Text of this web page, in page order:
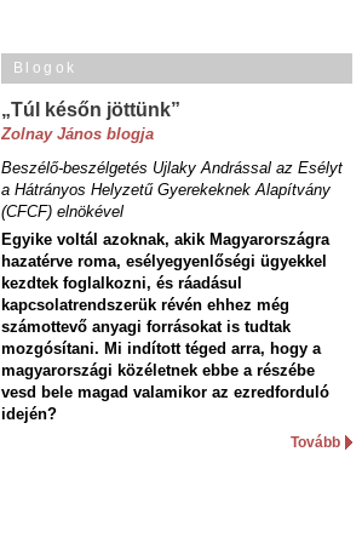
Blogok
„Túl későn jöttünk”
Zolnay János blogja
Beszélő-beszélgetés Ujlaky Andrással az Esélyt
a Hátrányos Helyzetű Gyerekeknek Alapítvány
(CFCF) elnökével
Egyike voltál azoknak, akik Magyarországra
hazatérve roma, esélyegyenlőségi ügyekkel
kezdtek foglalkozni, és ráadásul
kapcsolatrendszerük révén ehhez még
számottevő anyagi forrásokat is tudtak
mozgósítani. Mi indított téged arra, hogy a
magyarországi közéletnek ebbe a részébe
vesd bele magad valamikor az ezredforduló
idején?
Tovább